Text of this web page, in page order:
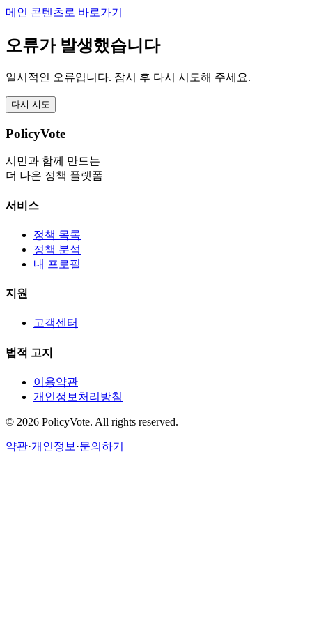
메인 콘텐츠로 바로가기
오류가 발생했습니다
일시적인 오류입니다. 잠시 후 다시 시도해 주세요.
다시 시도
PolicyVote
시민과 함께 만드는
더 나은 정책 플랫폼
서비스
정책 목록
정책 분석
내 프로필
지원
고객센터
법적 고지
이용약관
개인정보처리방침
© 2026 PolicyVote. All rights reserved.
약관·개인정보 ·문의하기